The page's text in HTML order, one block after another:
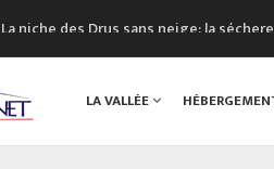
La niche des Drus sans neige: la
Craft ouvre un nouveau magasin de
3eme Chamonix Vallée Classics Festival
LA VALLÉE